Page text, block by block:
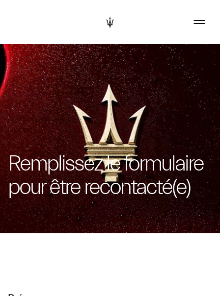
Remplissez le formulaire
pour être recontacté(e)